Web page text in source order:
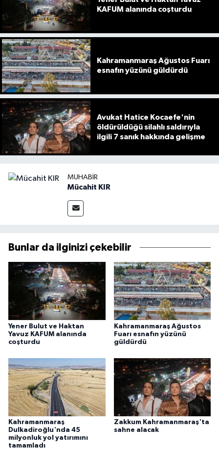
KAFUM alanında coşturdu
Kahramanmaraş Ağustos Fuarı
esnafın yüzünü güldürdü
Avukat Hatice Kocaefe'nin
öldürüldüğü silahlı saldırıyla
ilgili 7 sanık hakkında gelişme
MUHABIR
Mücahit KIR
Bunlar da ilginizi çekebilir
Yener Bulut ve Haktan
Yavuz KAFUM alanında
coşturdu
Kahramanmaraş Ağustos
Fuarı esnafın yüzünü
güldürdü
Kahramanmaraş
Dulkadiroğlu'nda 45
milyonluk yol yatırımını
tamamladı
Zakkum Kahramanmaraş'ta
sahne alacak